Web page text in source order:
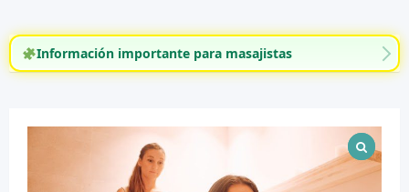
Información importante para masajistas